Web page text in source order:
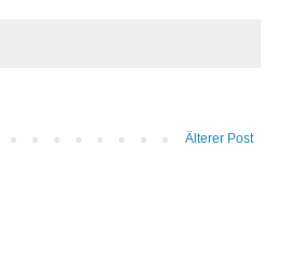
Älterer Post